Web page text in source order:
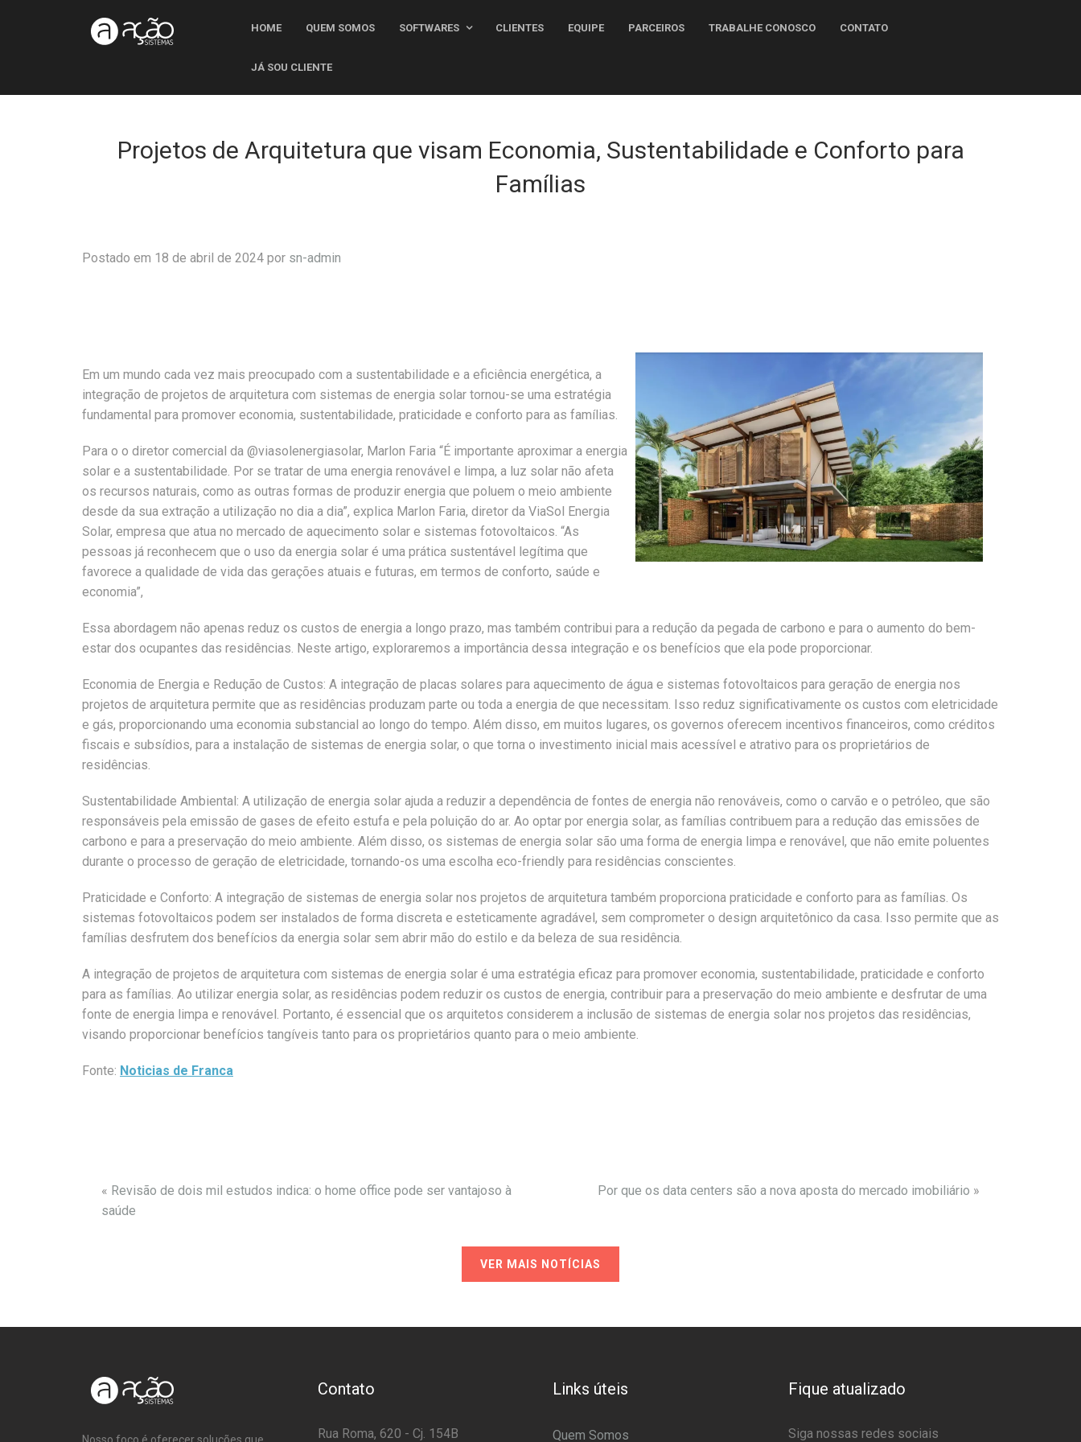
HOME QUEM SOMOS SOFTWARES CLIENTES EQUIPE PARCEIROS TRABALHE CONOSCO CONTATO
JÁ SOU CLIENTE
Projetos de Arquitetura que visam Economia, Sustentabilidade e Conforto para
Famílias
Postado em 18 de abril de 2024 por sn-admin
Em um mundo cada vez mais preocupado com a sustentabilidade e a eficiência energética, a
integração de projetos de arquitetura com sistemas de energia solar tornou-se uma estratégia
fundamental para promover economia, sustentabilidade, praticidade e conforto para as famílias.
Para o o diretor comercial da @viasolenergiasolar, Marlon Faria “É importante aproximar a energia
solar e a sustentabilidade. Por se tratar de uma energia renovável e limpa, a luz solar não afeta
os recursos naturais, como as outras formas de produzir energia que poluem o meio ambiente
desde da sua extração a utilização no dia a dia”, explica Marlon Faria, diretor da ViaSol Energia
Solar, empresa que atua no mercado de aquecimento solar e sistemas fotovoltaicos. “As
pessoas já reconhecem que o uso da energia solar é uma prática sustentável legítima que
favorece a qualidade de vida das gerações atuais e futuras, em termos de conforto, saúde e
economia”,
Essa abordagem não apenas reduz os custos de energia a longo prazo, mas também contribui para a redução da pegada de carbono e para o aumento do bem-
estar dos ocupantes das residências. Neste artigo, exploraremos a importância dessa integração e os benefícios que ela pode proporcionar.
Economia de Energia e Redução de Custos: A integração de placas solares para aquecimento de água e sistemas fotovoltaicos para geração de energia nos
projetos de arquitetura permite que as residências produzam parte ou toda a energia de que necessitam. Isso reduz significativamente os custos com eletricidade
e gás, proporcionando uma economia substancial ao longo do tempo. Além disso, em muitos lugares, os governos oferecem incentivos financeiros, como créditos
fiscais e subsídios, para a instalação de sistemas de energia solar, o que torna o investimento inicial mais acessível e atrativo para os proprietários de
residências.
Sustentabilidade Ambiental: A utilização de energia solar ajuda a reduzir a dependência de fontes de energia não renováveis, como o carvão e o petróleo, que são
responsáveis pela emissão de gases de efeito estufa e pela poluição do ar. Ao optar por energia solar, as famílias contribuem para a redução das emissões de
carbono e para a preservação do meio ambiente. Além disso, os sistemas de energia solar são uma forma de energia limpa e renovável, que não emite poluentes
durante o processo de geração de eletricidade, tornando-os uma escolha eco-friendly para residências conscientes.
Praticidade e Conforto: A integração de sistemas de energia solar nos projetos de arquitetura também proporciona praticidade e conforto para as famílias. Os
sistemas fotovoltaicos podem ser instalados de forma discreta e esteticamente agradável, sem comprometer o design arquitetônico da casa. Isso permite que as
famílias desfrutem dos benefícios da energia solar sem abrir mão do estilo e da beleza de sua residência.
A integração de projetos de arquitetura com sistemas de energia solar é uma estratégia eficaz para promover economia, sustentabilidade, praticidade e conforto
para as famílias. Ao utilizar energia solar, as residências podem reduzir os custos de energia, contribuir para a preservação do meio ambiente e desfrutar de uma
fonte de energia limpa e renovável. Portanto, é essencial que os arquitetos considerem a inclusão de sistemas de energia solar nos projetos das residências,
visando proporcionar benefícios tangíveis tanto para os proprietários quanto para o meio ambiente.
Fonte: Noticias de Franca
« Revisão de dois mil estudos indica: o home office pode ser vantajoso à
saúde
Por que os data centers são a nova aposta do mercado imobiliário »
VER MAIS NOTÍCIAS
Contato
Rua Roma, 620 - Cj. 154B
Links úteis
Quem Somos
Fique atualizado
Siga nossas redes sociais